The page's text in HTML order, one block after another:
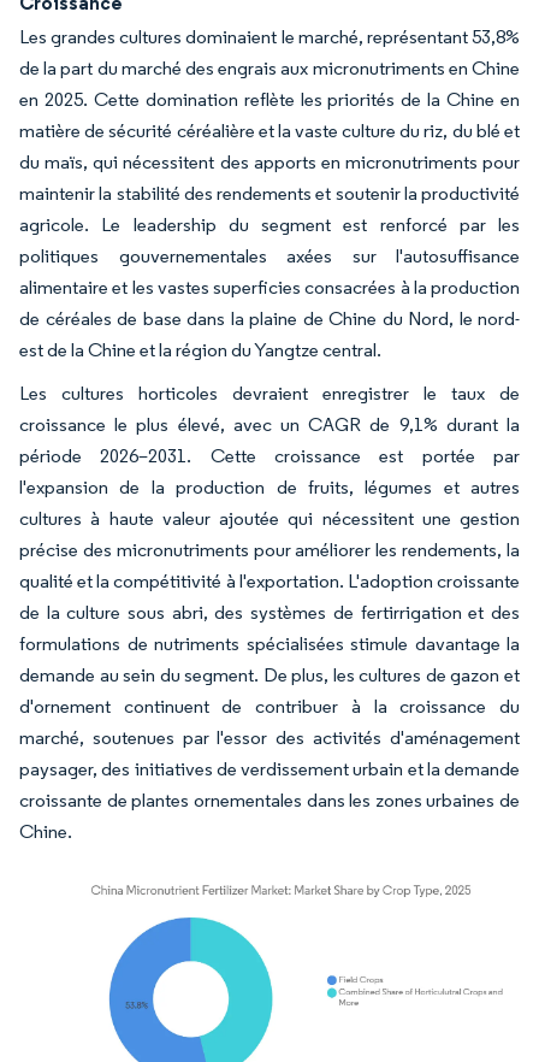
Les grandes cultures dominaient le marché, représentant 53,8%
de la part du marché des engrais aux micronutriments en Chine
en 2025. Cette domination reflète les priorités de la Chine en
matière de sécurité céréalière et la vaste culture du riz, du blé et
du maïs, qui nécessitent des apports en micronutriments pour
maintenir la stabilité des rendements et soutenir la productivité
agricole. Le leadership du segment est renforcé par les
politiques gouvernementales axées sur l'autosuffisance
alimentaire et les vastes superficies consacrées à la production
de céréales de base dans la plaine de Chine du Nord, le nord-
est de la Chine et la région du Yangtze central.
Les cultures horticoles devraient enregistrer le taux de
croissance le plus élevé, avec un CAGR de 9,1% durant la
période 2026–2031. Cette croissance est portée par
l'expansion de la production de fruits, légumes et autres
cultures à haute valeur ajoutée qui nécessitent une gestion
précise des micronutriments pour améliorer les rendements, la
qualité et la compétitivité à l'exportation. L'adoption croissante
de la culture sous abri, des systèmes de fertirrigation et des
formulations de nutriments spécialisées stimule davantage la
demande au sein du segment. De plus, les cultures de gazon et
d'ornement continuent de contribuer à la croissance du
marché, soutenues par l'essor des activités d'aménagement
paysager, des initiatives de verdissement urbain et la demande
croissante de plantes ornementales dans les zones urbaines de
Chine.